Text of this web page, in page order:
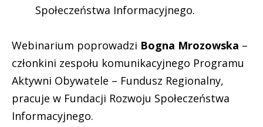
Społeczeństwa Informacyjnego.
Webinarium poprowadzi Bogna Mrozowska –
członkini zespołu komunikacyjnego Programu
Aktywni Obywatele – Fundusz Regionalny,
pracuje w Fundacji Rozwoju Społeczeństwa
Informacyjnego.